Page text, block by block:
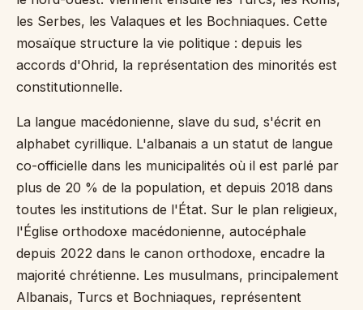
les Serbes, les Valaques et les Bochniaques. Cette
mosaïque structure la vie politique : depuis les
accords d'Ohrid, la représentation des minorités est
constitutionnelle.
La langue macédonienne, slave du sud, s'écrit en
alphabet cyrillique. L'albanais a un statut de langue
co-officielle dans les municipalités où il est parlé par
plus de 20 % de la population, et depuis 2018 dans
toutes les institutions de l'État. Sur le plan religieux,
l'Église orthodoxe macédonienne, autocéphale
depuis 2022 dans le canon orthodoxe, encadre la
majorité chrétienne. Les musulmans, principalement
Albanais, Turcs et Bochniaques, représentent